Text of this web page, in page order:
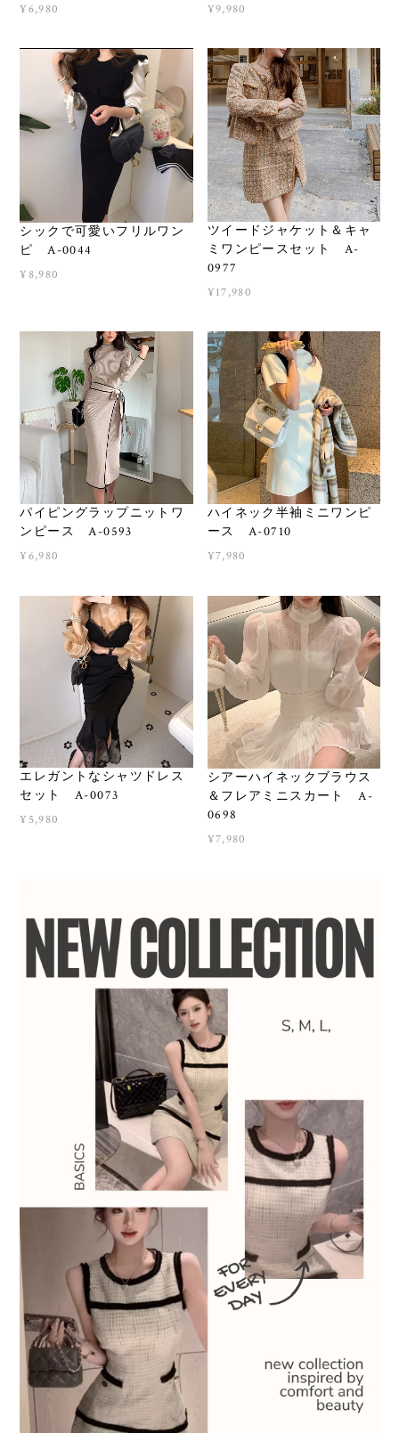
¥6,980 ¥9,980
シックで可愛いフリルワン
ピ A-0044
¥8,980
ツイードジャケット＆キャ
ミワンピースセット A-
0977
¥17,980
パイピングラップニットワ
ンピース A-0593
¥6,980
ハイネック半袖ミニワンピ
ース A-0710
¥7,980
エレガントなシャツドレス
セット A-0073
¥5,980
シアーハイネックブラウス
＆フレアミニスカート A-
0698
¥7,980